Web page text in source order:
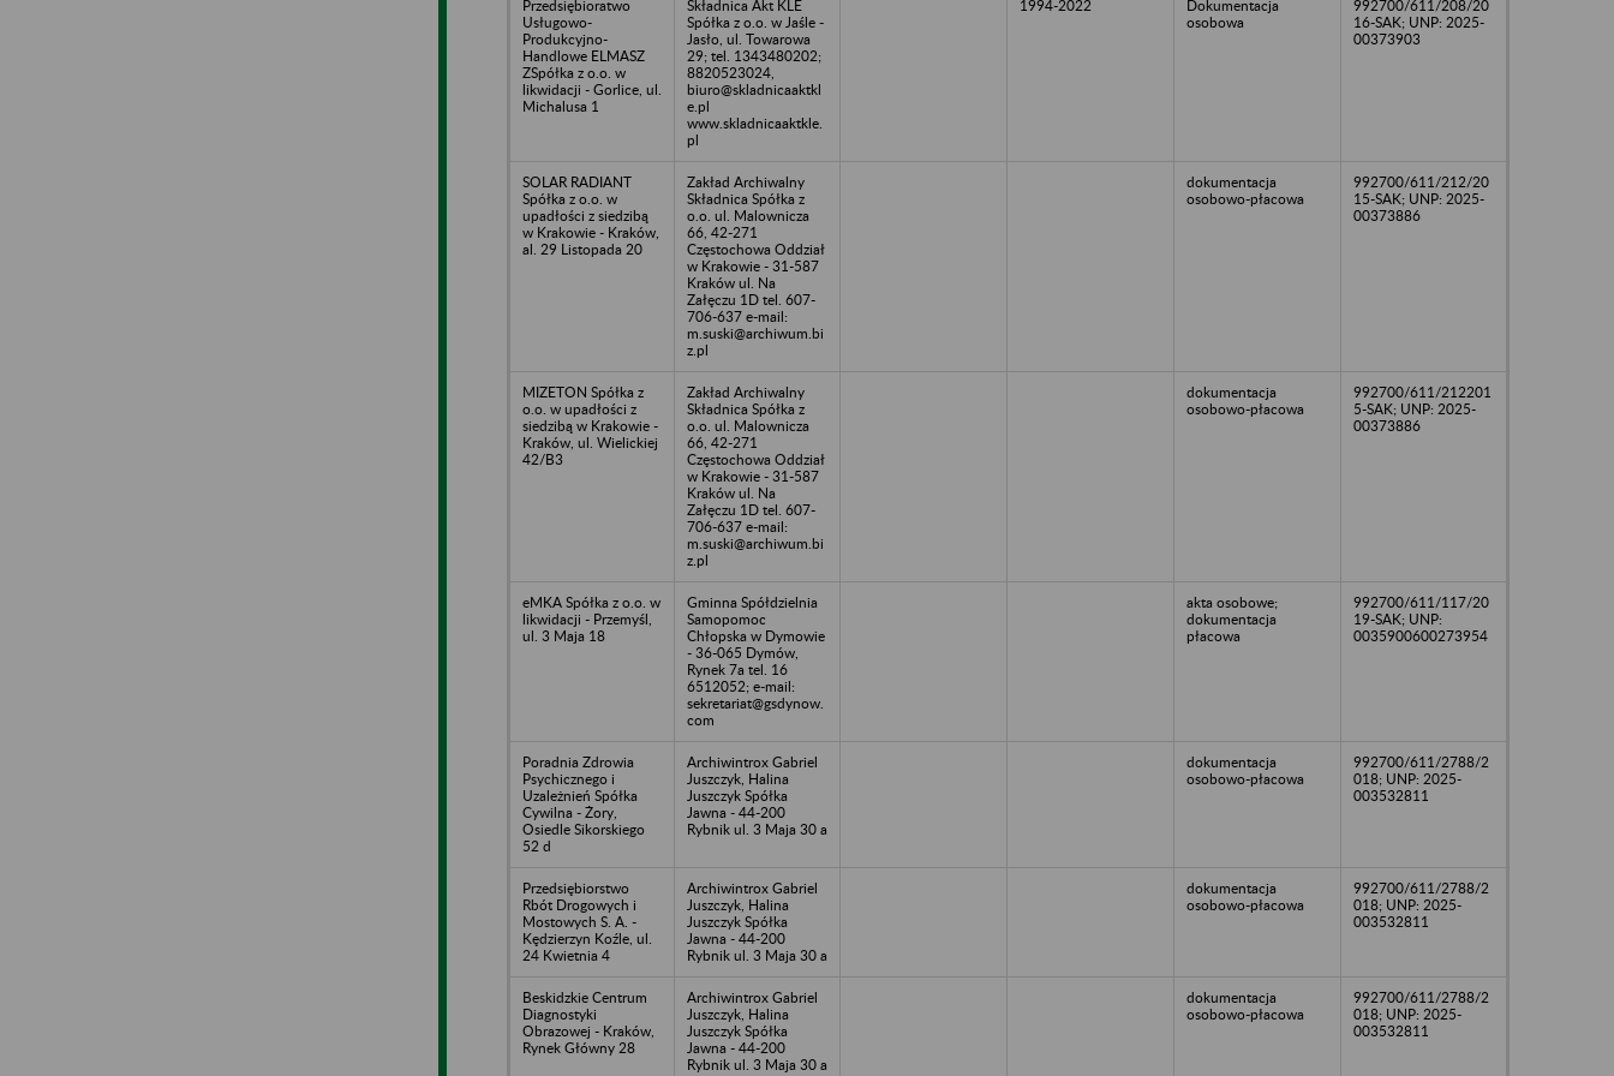
Przedsiębioratwo
Usługowo-
Produkcyjno-
Handlowe ELMASZ
ZSpółka z o.o. w
likwidacji - Gorlice, ul.
Michalusa 1
Składnica Akt KLE
Spółka z o.o. w Jaśle -
Jasło, ul. Towarowa
29; tel. 1343480202;
8820523024,
biuro@skladnicaaktkl
e.pl
www.skladnicaaktkle.
pl
1994-2022
Dokumentacja
osobowa
992700/611/208/20
16-SAK; UNP: 2025-
00373903
SOLAR RADIANT
Spółka z o.o. w
upadłości z siedzibą
w Krakowie - Kraków,
al. 29 Listopada 20
Zakład Archiwalny
Składnica Spółka z
o.o. ul. Malownicza
66, 42-271
Częstochowa Oddział
w Krakowie - 31-587
Kraków ul. Na
Załęczu 1D tel. 607-
706-637 e-mail:
m.suski@archiwum.bi
z.pl
dokumentacja
osobowo-płacowa
992700/611/212/20
15-SAK; UNP: 2025-
00373886
MIZETON Spółka z
o.o. w upadłości z
siedzibą w Krakowie -
Kraków, ul. Wielickiej
42/B3
Zakład Archiwalny
Składnica Spółka z
o.o. ul. Malownicza
66, 42-271
Częstochowa Oddział
w Krakowie - 31-587
Kraków ul. Na
Załęczu 1D tel. 607-
706-637 e-mail:
m.suski@archiwum.bi
z.pl
dokumentacja
osobowo-płacowa
992700/611/212201
5-SAK; UNP: 2025-
00373886
eMKA Spółka z o.o. w
likwidacji - Przemyśl,
ul. 3 Maja 18
Gminna Spółdzielnia
Samopomoc
Chłopska w Dymowie
- 36-065 Dymów,
Rynek 7a tel. 16
6512052; e-mail:
sekretariat@gsdynow.
com
akta osobowe;
dokumentacja
płacowa
992700/611/117/20
19-SAK; UNP:
0035900600273954
Poradnia Zdrowia
Psychicznego i
Uzależnień Spółka
Cywilna - Żory,
Osiedle Sikorskiego
52 d
Archiwintrox Gabriel
Juszczyk, Halina
Juszczyk Spółka
Jawna - 44-200
Rybnik ul. 3 Maja 30 a
dokumentacja
osobowo-płacowa
992700/611/2788/2
018; UNP: 2025-
003532811
Przedsiębiorstwo
Rbót Drogowych i
Mostowych S. A. -
Kędzierzyn Koźle, ul.
24 Kwietnia 4
Archiwintrox Gabriel
Juszczyk, Halina
Juszczyk Spółka
Jawna - 44-200
Rybnik ul. 3 Maja 30 a
dokumentacja
osobowo-płacowa
992700/611/2788/2
018; UNP: 2025-
003532811
Beskidzkie Centrum
Diagnostyki
Obrazowej - Kraków,
Rynek Główny 28
Archiwintrox Gabriel
Juszczyk, Halina
Juszczyk Spółka
Jawna - 44-200
Rybnik ul. 3 Maja 30 a
dokumentacja
osobowo-płacowa
992700/611/2788/2
018; UNP: 2025-
003532811